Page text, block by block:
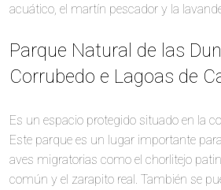
acuático, el martín pescador y la
Parque Natural de las
Corrubedo e Lagoas de
Es un espacio protegido situado en la
Este parque es un lugar importante
aves migratorias como el chorlitejo
común y el zarapito real. También se